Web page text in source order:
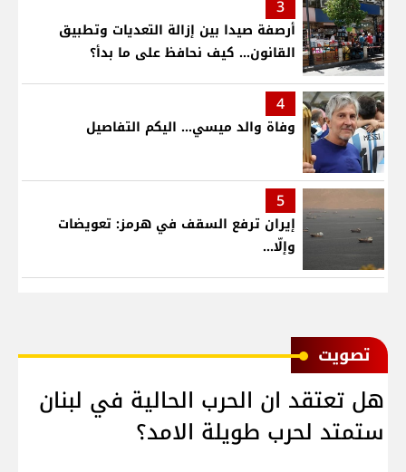
3
أرصفة صيدا بين إزالة التعديات وتطبيق
القانون... كيف نحافظ على ما بدأ؟
4
وفاة والد ميسي... اليكم التفاصيل
5
إيران ترفع السقف في هرمز: تعويضات
وإلّا...
ﺗﺼﻮﻳﺖ
هل تعتقد ان الحرب الحالية في لبنان
ستمتد لحرب طويلة الامد؟